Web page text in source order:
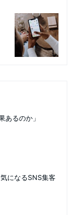
あるのか」
になるSNS集客